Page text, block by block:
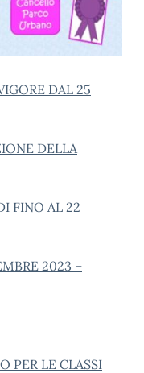
DAL 25
DELLA
FINO AL 22
2023 –
PER LE CLASSI